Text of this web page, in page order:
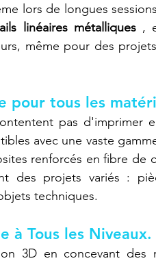
lors de longues
linéaires métalliques ,
même pour des
pour tous les
pas d'imprimer
avec une vaste
renforcés en fibre de
des projets variés :
techniques.
à Tous les Niveaux.
3D en concevant des